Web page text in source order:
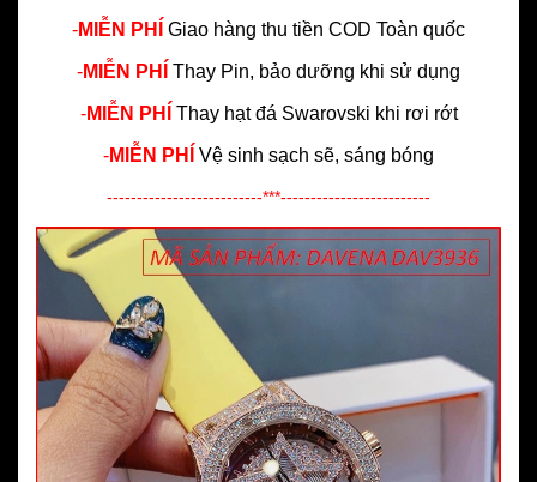
-MIỄN PHÍ Giao hàng thu tiền COD Toàn quốc
-MIỄN PHÍ Thay Pin, bảo dưỡng khi sử dụng
-MIỄN PHÍ Thay hạt đá Swarovski khi rơi rớt
-MIỄN PHÍ Vệ sinh sạch sẽ, sáng bóng
--------------------------***-------------------------